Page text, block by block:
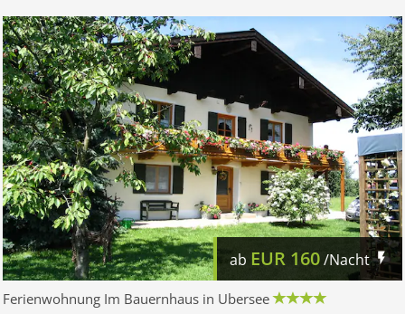
ab EUR 160/Nacht
Ferienwohnung Im Bauernhaus in Ubersee